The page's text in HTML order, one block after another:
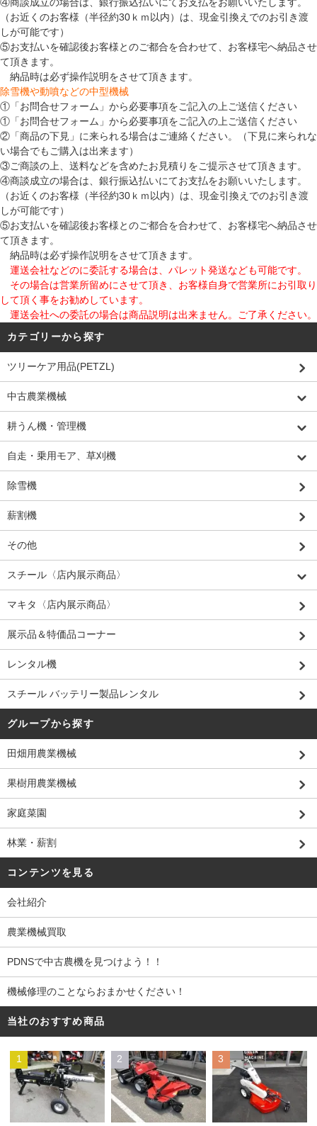
（お近くのお客様（半径約30ｋｍ以内）は、現金引換えでのお引き渡
しが可能です）
⑤お支払いを確認後お客様とのご都合を合わせて、お客様宅へ納品させ
て頂きます。
納品時は必ず操作説明をさせて頂きます。
除雪機や動噴などの中型機械
①「お問合せフォーム」から必要事項をご記入の上ご送信ください
①「お問合せフォーム」から必要事項をご記入の上ご送信ください
②「商品の下見」に来られる場合はご連絡ください。（下見に来られな
い場合でもご購入は出来ます）
③ご商談の上、送料などを含めたお見積りをご提示させて頂きます。
④商談成立の場合は、銀行振込払いにてお支払をお願いいたします。
（お近くのお客様（半径約30ｋｍ以内）は、現金引換えでのお引き渡
しが可能です）
⑤お支払いを確認後お客様とのご都合を合わせて、お客様宅へ納品させ
て頂きます。
納品時は必ず操作説明をさせて頂きます。
運送会社などのに委託する場合は、パレット発送なども可能です。
その場合は営業所留めにさせて頂き、お客様自身で営業所にお引取り
して頂く事をお勧めしています。
運送会社への委託の場合は商品説明は出来ません。ご了承ください。
カテゴリーから探す
ツリーケア用品(PETZL)
中古農業機械
耕うん機・管理機
自走・乗用モア、草刈機
除雪機
薪割機
その他
スチール〈店内展示商品〉
マキタ〈店内展示商品〉
展示品＆特価品コーナー
レンタル機
スチール バッテリー製品レンタル
グループから探す
田畑用農業機械
果樹用農業機械
家庭菜園
林業・薪割
コンテンツを見る
会社紹介
農業機械買取
PDNSで中古農機を見つけよう！！
機械修理のことならおまかせください！
当社のおすすめ商品
1 2 3